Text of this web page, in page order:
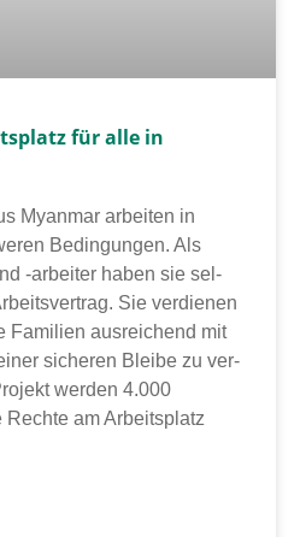
für alle in
Myanmar arbei­ten in
Bedingungen. Als
‑arbei­ter haben sie sel­
Sie ver­die­nen
Familien aus­rei­chend mit
siche­ren Bleibe zu ver­
wer­den 4.000
Rechte am Arbeitsplatz